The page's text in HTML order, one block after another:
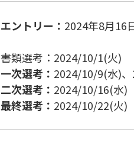
エントリー： 2024年8月16
書類選考：2024/10/1(火)
一次選考： 2024/10/9(水)
二次選考： 2024/10/16(水)
最終選考： 2024/10/22(火)